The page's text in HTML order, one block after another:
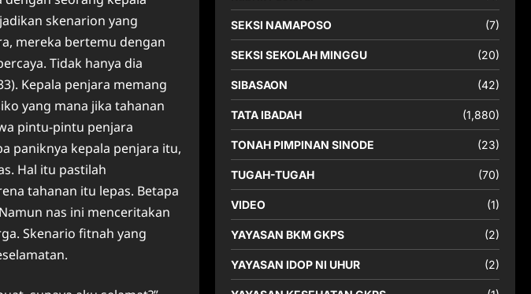
skenarion yang
mereka bertemu dengan
Tidak hanya dia
Kepala penjara memang
yang mana jika tahanan
pintu-pintu penjara
paniknya kepala penjara itu,
Hal itu pastilah
tahanan itu lepas. Betapa
nas ini menceritakan
Skenario fitnah yang
SEKSI NAMAPOSO (7)
SEKSI SEKOLAH MINGGU (20)
SIBASAON (42)
TATA IBADAH (1,880)
TONAH PIMPINAN SINODE (23)
TUGAH-TUGAH (70)
VIDEO (1)
YAYASAN BKM GKPS (2)
YAYASAN IDOP NI UHUR (2)